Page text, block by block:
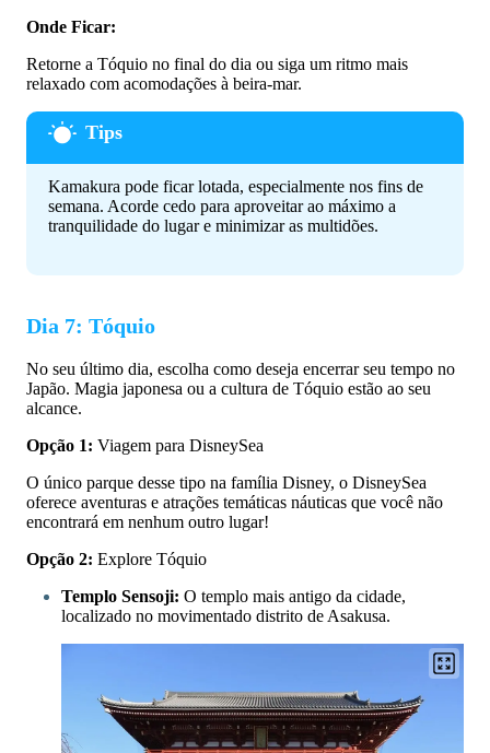
Onde Ficar:
Retorne a Tóquio no final do dia ou siga um ritmo mais
relaxado com acomodações à beira-mar.
Kamakura pode ficar lotada, especialmente nos fins de
semana. Acorde cedo para aproveitar ao máximo a
tranquilidade do lugar e minimizar as multidões.
Dia 7: Tóquio
No seu último dia, escolha como deseja encerrar seu tempo no
Japão. Magia japonesa ou a cultura de Tóquio estão ao seu
alcance.
Opção 1: Viagem para DisneySea
O único parque desse tipo na família Disney, o DisneySea
oferece aventuras e atrações temáticas náuticas que você não
encontrará em nenhum outro lugar!
Opção 2: Explore Tóquio
Templo Sensoji: O templo mais antigo da cidade,
localizado no movimentado distrito de Asakusa.